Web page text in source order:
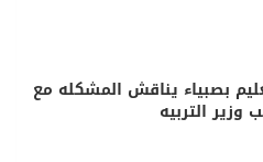
بصبياء يناقش المشكله مع
وزير التربيه